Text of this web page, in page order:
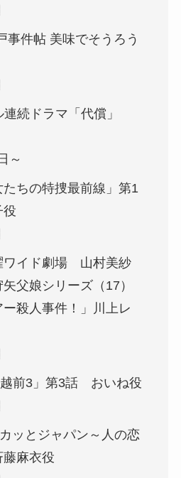
事件帖 美味でそうろう
連続ドラマ「代償」
～
ちの特捜最前線」第1
ワイド劇場 山村美紗
父娘シリーズ（17）
殺人事件！」川上レ
前3」第3話 おいね役
ッとジャパン～人の恋
藤麻衣役